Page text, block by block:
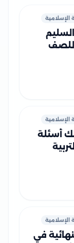
الإسلامية
للصف
الثاني
الإسلامية
أسئلة
للصف
الثاني
الإسلامية
في